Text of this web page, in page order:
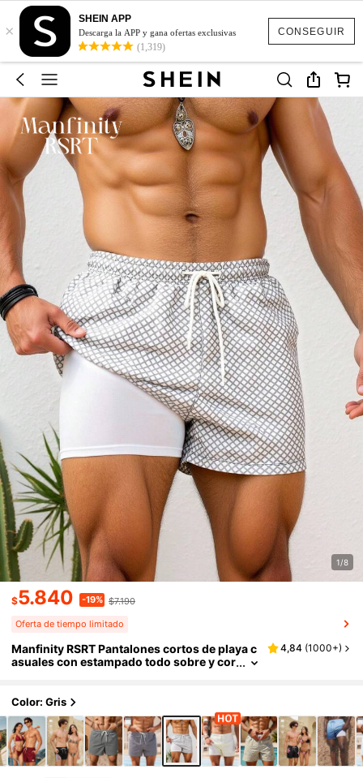
CONSEGUIR
×
SHEIN APP
Descarga la APP y gana ofertas exclusivas
(1,319)
1/8
$5.840 -19% $7.190
Oferta de tiempo limitado
Manfinity RSRT Pantalones cortos de playa c
asuales con estampado todo sobre y cor
4,84 (1000+)
Color: Gris